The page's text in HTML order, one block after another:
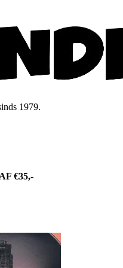
1979.
€35,-